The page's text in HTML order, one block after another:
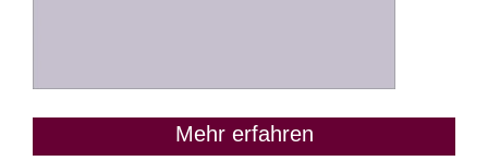
Mehr erfahren